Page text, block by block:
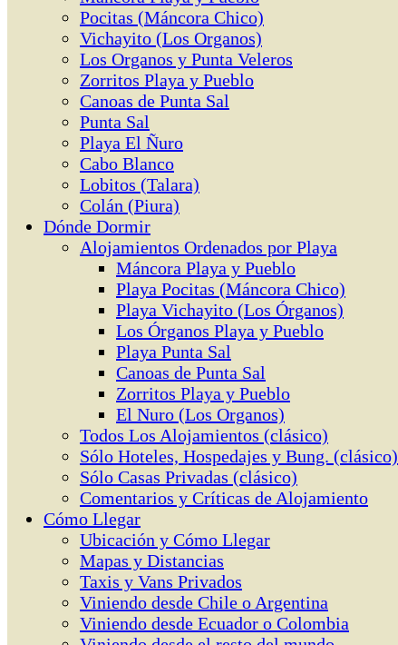
Pocitas (Máncora Chico)
Vichayito (Los Organos)
Los Organos y Punta Veleros
Zorritos Playa y Pueblo
Canoas de Punta Sal
Punta Sal
Playa El Ñuro
Cabo Blanco
Lobitos (Talara)
Colán (Piura)
Dónde Dormir
Alojamientos Ordenados por Playa
Máncora Playa y Pueblo
Playa Pocitas (Máncora Chico)
Playa Vichayito (Los Órganos)
Los Órganos Playa y Pueblo
Playa Punta Sal
Canoas de Punta Sal
Zorritos Playa y Pueblo
El Nuro (Los Organos)
Todos Los Alojamientos (clásico)
Sólo Hoteles, Hospedajes y Bung. (clásico)
Sólo Casas Privadas (clásico)
Comentarios y Críticas de Alojamiento
Cómo Llegar
Ubicación y Cómo Llegar
Mapas y Distancias
Taxis y Vans Privados
Viniendo desde Chile o Argentina
Viniendo desde Ecuador o Colombia